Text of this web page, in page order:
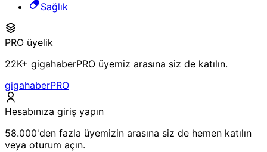
Sağlık
PRO üyelik
22K+ gigahaberPRO üyemiz arasına siz de katılın.
gigahaberPRO
Hesabınıza giriş yapın
58.000'den fazla üyemizin arasına siz de hemen katılın
veya oturum açın.